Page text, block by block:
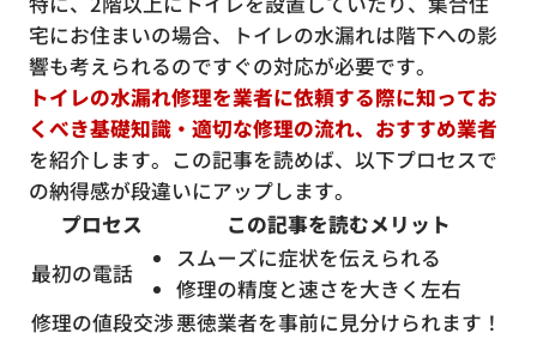
宅にお住まいの場合、トイレの水漏れは階下への影
響も考えられるのですぐの対応が必要です。
トイレの水漏れ修理を業者に依頼する際に知ってお
くべき基礎知識・適切な修理の流れ、おすすめ業者
を紹介します。この記事を読めば、以下プロセスで
の納得感が段違いにアップします。
プロセス
この記事を読むメリット
最初の電話
スムーズに症状を伝えられる
修理の精度と速さを大きく左右
修理の値段交渉悪徳業者を事前に見分けられます！